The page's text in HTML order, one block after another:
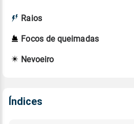
Raios
Focos de queimadas
Nevoeiro
Índices